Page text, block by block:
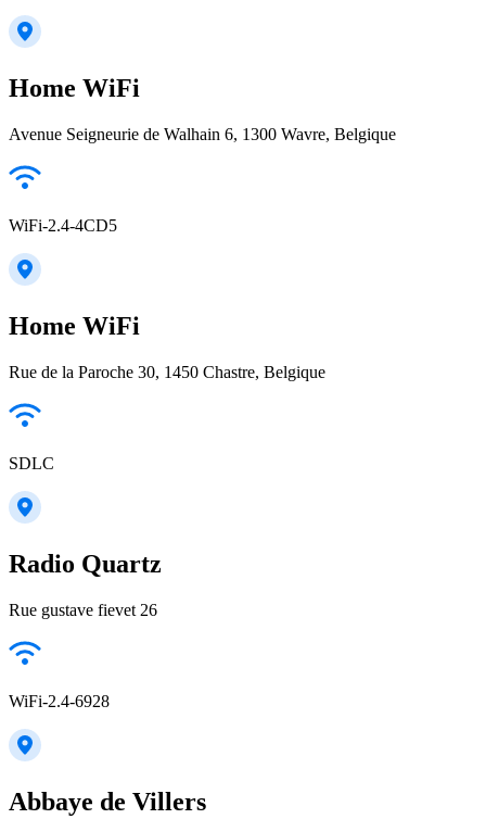
Home WiFi
Avenue Seigneurie de Walhain 6, 1300 Wavre, Belgique
WiFi-2.4-4CD5
Home WiFi
Rue de la Paroche 30, 1450 Chastre, Belgique
SDLC
Radio Quartz
Rue gustave fievet 26
WiFi-2.4-6928
Abbaye de Villers